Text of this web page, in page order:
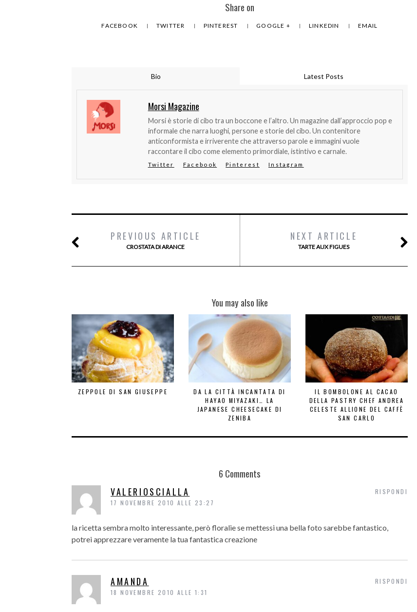
Share on
FACEBOOK TWITTER PINTEREST GOOGLE + LINKEDIN EMAIL
Bio Latest Posts
Morsi Magazine
Morsi è storie di cibo tra un boccone e l’altro. Un magazine dall’approccio pop e
informale che narra luoghi, persone e storie del cibo. Un contenitore
anticonformista e irriverente che attraverso parole e immagini vuole
raccontare il cibo come elemento primordiale, istintivo e carnale.
Twitter Facebook Pinterest Instagram
PREVIOUS ARTICLE
CROSTATA DI ARANCE
NEXT ARTICLE
TARTE AUX FIGUES
You may also like
ZEPPOLE DI SAN GIUSEPPE
DA LA CITTÀ INCANTATA DI
HAYAO MIYAZAKI… LA
JAPANESE CHEESECAKE DI
ZENIBA
IL BOMBOLONE AL CACAO
DELLA PASTRY CHEF ANDREA
CELESTE ALLIONE DEL CAFFÈ
SAN CARLO
6 Comments
VALERIOSCIALLA
17 NOVEMBRE 2010 ALLE 23:27
la ricetta sembra molto interessante, però floralie se mettessi una bella foto sarebbe fantastico,
potrei apprezzare veramente la tua fantastica creazione
RISPONDI
AMANDA
18 NOVEMBRE 2010 ALLE 1:31
RISPONDI